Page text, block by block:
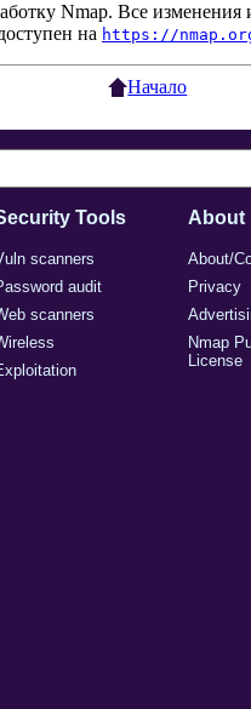
Nmap. Все
на https://
Начало
Tools
scanners
audit
scanners
About
About/
Privacy
Nmap
License